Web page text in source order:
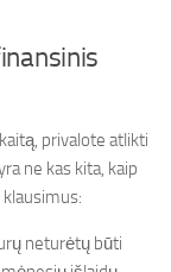
privalote atlikti
ne kas kita, kaip
neturėtų būti